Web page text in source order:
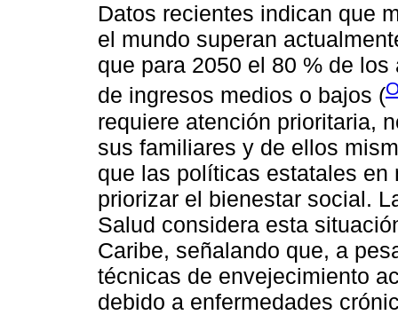
Datos recientes indican que
el mundo superan
que para 2050 el 80 % de
de ingresos medios o bajos (
requiere atención prioritaria,
sus familiares y de ellos
que las políticas estatales
priorizar el bienestar social.
Salud considera esta
Caribe, señalando que, a
técnicas de envejecimiento
debido a enfermedades